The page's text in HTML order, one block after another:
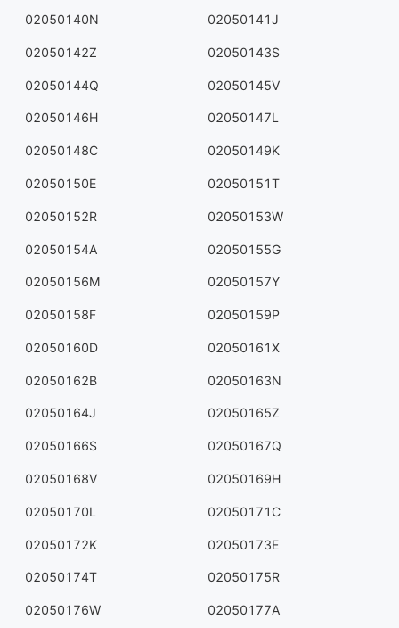
02050140N 02050141J
02050142Z 02050143S
02050144Q 02050145V
02050146H 02050147L
02050148C 02050149K
02050150E 02050151T
02050152R 02050153W
02050154A 02050155G
02050156M 02050157Y
02050158F 02050159P
02050160D 02050161X
02050162B 02050163N
02050164J 02050165Z
02050166S 02050167Q
02050168V 02050169H
02050170L 02050171C
02050172K 02050173E
02050174T 02050175R
02050176W 02050177A